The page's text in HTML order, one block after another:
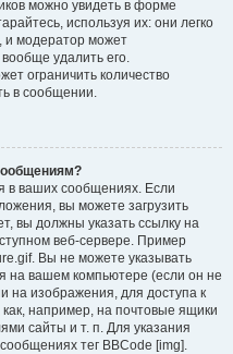
можно увидеть в форме
используя их: они легко
и модератор может
удалить его.
ограничить количество
в сообщении.
в ваших сообщениях. Если
вы можете загрузить
вы должны указать ссылку на
веб-сервере. Пример
Вы не можете указывать
на вашем компьютере (если он не
на изображения, для доступа к
например, на почтовые ящики
сайты и т. п. Для указания
тег BBCode [img].